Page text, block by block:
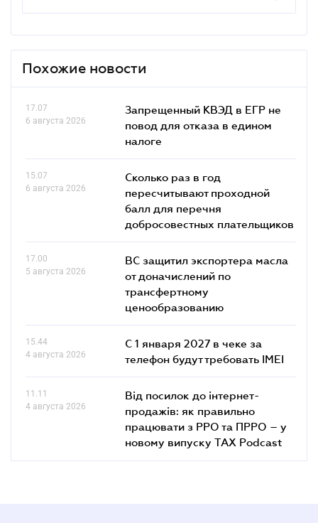
Похожие новости
17.07
6 августа 2026
Запрещенный КВЭД в ЕГР не
повод для отказа в едином
налоге
15.07
6 августа 2026
Сколько раз в год
пересчитывают проходной
балл для перечня
добросовестных плательщиков
17.00
5 августа 2026
ВС защитил экспортера масла
от доначислений по
трансфертному
ценообразованию
15.44
4 августа 2026
С 1 января 2027 в чеке за
телефон будут требовать IMEI
11.11
4 августа 2026
Від посилок до інтернет-
продажів: як правильно
працювати з РРО та ПРРО – у
новому випуску TAX Podcast